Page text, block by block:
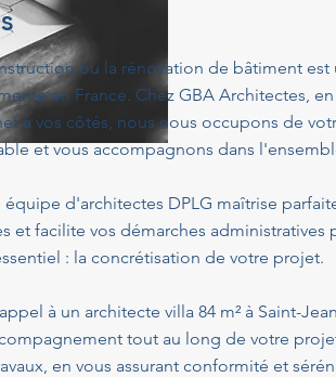
ou la rénovation de bâtiment
en France. Chez GBA Architectes,
à vos côtés, nous nous occupons de
et vous accompagnons dans
équipe d'architectes DPLG maîtrise
et facilite vos démarches
: la concrétisation de votre projet.
à un architecte villa 84 m² à Saint-
tout au long de votre
en vous assurant conformité et